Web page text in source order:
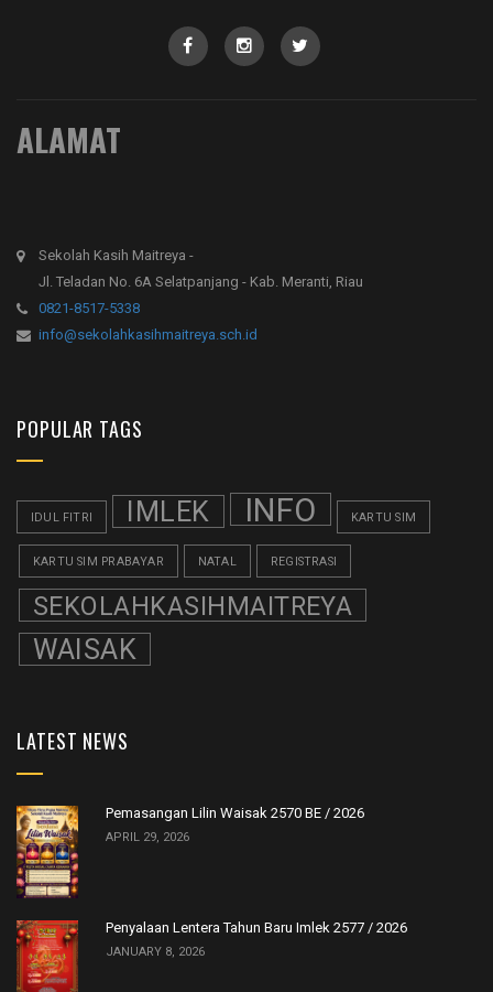
ALAMAT
Sekolah Kasih Maitreya -
Jl. Teladan No. 6A Selatpanjang - Kab. Meranti, Riau
0821-8517-5338
info@sekolahkasihmaitreya.sch.id
POPULAR TAGS
IDUL FITRI IMLEK INFO KARTU SIM
KARTU SIM PRABAYAR NATAL REGISTRASI
SEKOLAHKASIHMAITREYA
WAISAK
LATEST NEWS
Pemasangan Lilin Waisak 2570 BE / 2026
APRIL 29, 2026
Penyalaan Lentera Tahun Baru Imlek 2577 / 2026
JANUARY 8, 2026